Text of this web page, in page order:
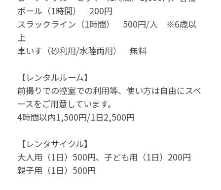
ボール（1時間） 200円
スラックライン（1時間） 500円/人 ※6歳以
上
車いす（砂利用/水陸両用） 無料
【レンタルルーム】
前撮りでの控室での利用等、使い方は自由にスペ
ースをご用意しています。
4時間以内1,500円/1日2,500円
【レンタサイクル】
大人用（1日）500円、子ども用（1日）200円
親子用（1日）500円